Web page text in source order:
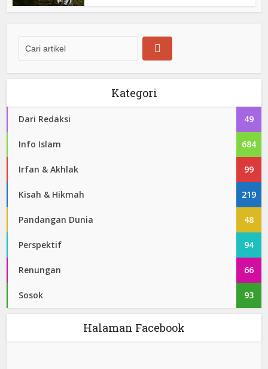
Kategori
Dari Redaksi 49
Info Islam 684
Irfan & Akhlak 99
Kisah & Hikmah 219
Pandangan Dunia 48
Perspektif 94
Renungan 66
Sosok 93
Halaman Facebook